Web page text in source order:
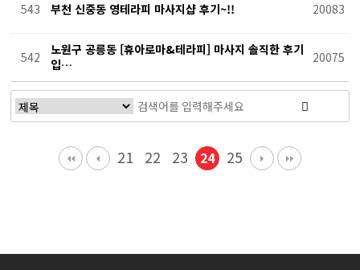
543 부천 신중동 영테라피 마사지샵 후기~!! 20083
542
노원구 공릉동 [휴아로마&테라피] 마사지 솔직한 후기
입…
20075
21 22 23 24 25